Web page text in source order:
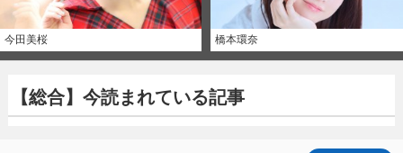
今田美桜 橋本環奈
【総合】今読まれている記事